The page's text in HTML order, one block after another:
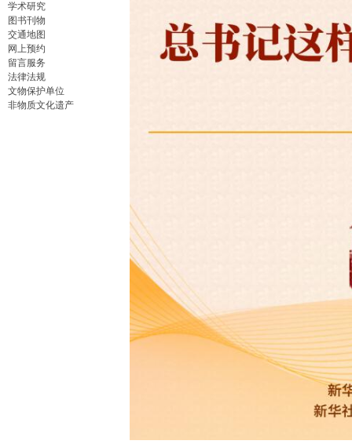
学术研究
图书刊物
交通地图
网上预约
留言服务
法律法规
文物保护单位
非物质文化遗产